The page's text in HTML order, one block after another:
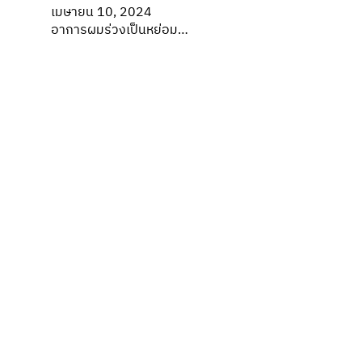
เมษายน 10, 2024
อาการผมร่วงเป็นหย่อม…